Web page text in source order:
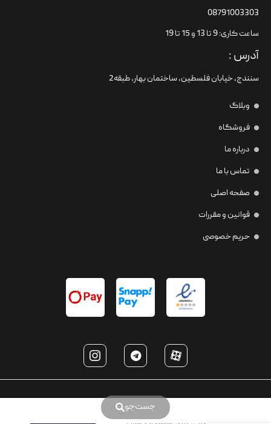
جست‌جو
08791003303
ساعت کاری: 9 تا 13 و 15 تا 19
آدرس :
سنندج، خیابان فلسطین،‌ ساختمان بهار، طبقه2
وبلاگ
فروشگاه
درباره ما
تماس با ما
صفحه اصلی
قوانین و مقررات
حریم خصوصی